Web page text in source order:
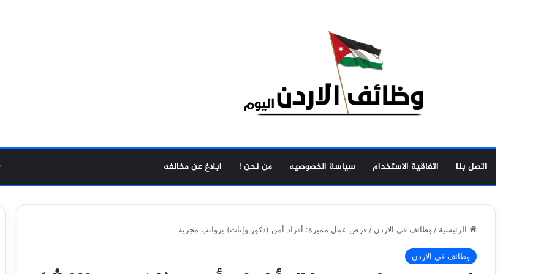
اتصل بنا اتفاقية الاستخدام سياسة الخصوصيه من نحن ! ابلاغ عن مخالفه
الرئيسية / وظائف في الاردن / فرص عمل مميزة: أفراد أمن (ذكور وإناث) برواتب مجزية
وظائف في الاردن